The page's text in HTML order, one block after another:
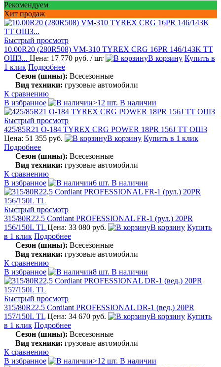
Рекомендуем
Хит продаж
Быстрый просмотр
10.00R20 (280R508) VM-310 TYREX CRG 16PR 146/143K TT
ОШЗ... Цена: 17 770 руб. / шт В корзину Купить в
1 клик Подробнее
Сезон (шины): Всесезонные
Вид техники: грузовые автомобили
К сравнению
В избранное
>12 шт. В наличии
Быстрый просмотр
425/85R21 О-184 TYREX CRG POWER 18PR 156J TT ОШЗ
Цена: 51 355 руб.
В корзину Купить в 1 клик
Подробнее
Сезон (шины): Всесезонные
Вид техники: грузовые автомобили
К сравнению
В избранное
6 шт. В наличии
Быстрый просмотр
315/80R22,5 Cordiant PROFESSIONAL FR-1 (рул.) 20PR
156/150L TL Цена: 33 080 руб. В корзину Купить
в 1 клик Подробнее
Сезон (шины): Всесезонные
Вид техники: грузовые автомобили
К сравнению
В избранное
8 шт. В наличии
Быстрый просмотр
315/80R22,5 Cordiant PROFESSIONAL DR-1 (вед.) 20PR
157/150L TL Цена: 34 670 руб. В корзину Купить
в 1 клик Подробнее
Сезон (шины): Всесезонные
Вид техники: грузовые автомобили
К сравнению
В избранное
>12 шт. В наличии